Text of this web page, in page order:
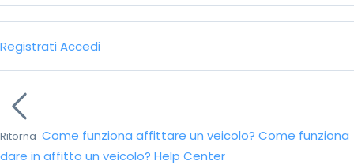
Registrati Accedi
Ritorna Come funziona affittare un veicolo? Come funziona
dare in affitto un veicolo? Help Center